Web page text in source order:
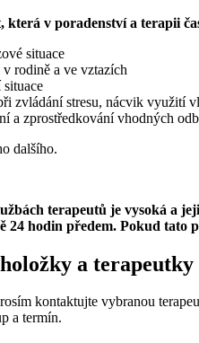
která v poradenství a terapii
situace
rodině a ve vztazích
zvládání stresu, nácvik využití
a zprostředkování vhodných
dalšího.
terapeutů je vysoká a
24 hodin předem. Pokud tato
a terapeutky
kontaktujte vybranou
a termín.